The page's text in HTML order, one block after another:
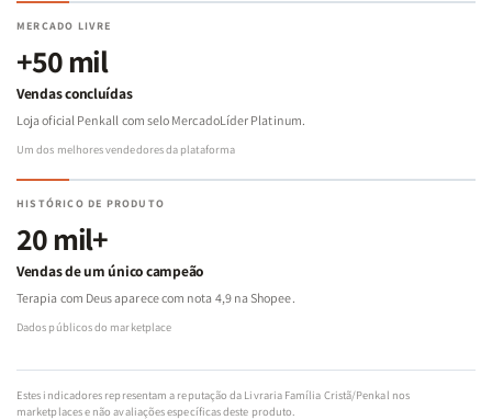
MERCADO LIVRE
+50 mil
Vendas concluídas
Loja oficial Penkall com selo MercadoLíder Platinum.
Um dos melhores vendedores da plataforma
HISTÓRICO DE PRODUTO
20 mil+
Vendas de um único campeão
Terapia com Deus aparece com nota 4,9 na Shopee.
Dados públicos do marketplace
Estes indicadores representam a reputação da Livraria Família Cristã/Penkal nos
marketplaces e não avaliações específicas deste produto.